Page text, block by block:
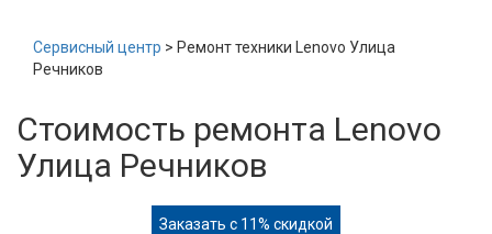
Сервисный центр > Ремонт техники Lenovo Улица
Речников
Стоимость ремонта Lenovo
Улица Речников
Заказать с 11% скидкой